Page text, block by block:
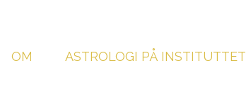
OM ASTROLOGI PÅ INSTITUTTET